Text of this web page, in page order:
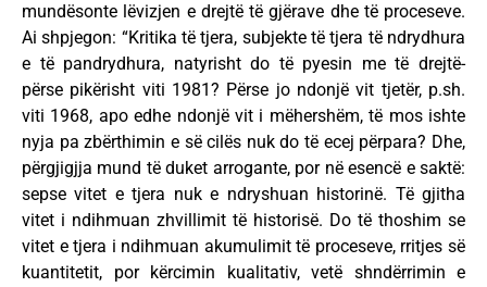
mundësonte lëvizjen e drejtë të gjërave dhe të proceseve.
Ai shpjegon: “Kritika të tjera, subjekte të tjera të ndrydhura
e të pandrydhura, natyrisht do të pyesin me të drejtë-
përse pikërisht viti 1981? Përse jo ndonjë vit tjetër, p.sh.
viti 1968, apo edhe ndonjë vit i mëhershëm, të mos ishte
nyja pa zbërthimin e së cilës nuk do të ecej përpara? Dhe,
përgjigjja mund të duket arrogante, por në esencë e saktë:
sepse vitet e tjera nuk e ndryshuan historinë. Të gjitha
vitet i ndihmuan zhvillimit të historisë. Do të thoshim se
vitet e tjera i ndihmuan akumulimit të proceseve, rritjes së
kuantitetit, por kërcimin kualitativ, vetë shndërrimin e